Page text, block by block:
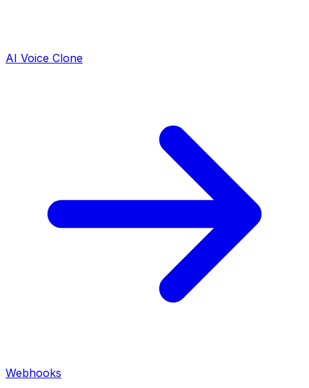
AI Voice Clone
Webhooks